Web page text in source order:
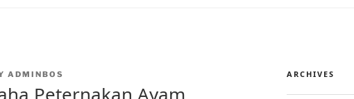
ADMINBOS
Peternakan Ayam
ARCHIVES